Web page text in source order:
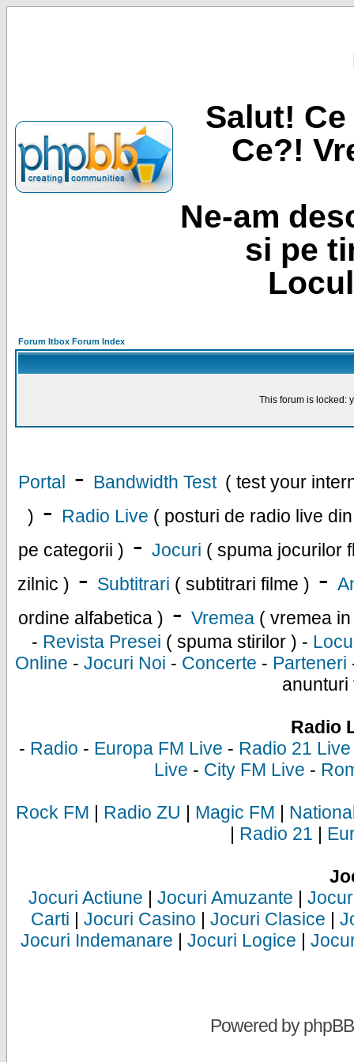
Salut!
Ce?!
Ne-am
si pe
Forum Itbox Forum Index
This forum is locked:
Portal - Bandwidth Test ( test your
) - Radio Live ( posturi de radio live
pe categorii ) - Jocuri ( spuma jocurilor
zilnic ) - Subtitrari ( subtitrari filme ) -
ordine alfabetica ) - Vremea ( vremea
- Revista Presei ( spuma stirilor ) -
Online - Jocuri Noi - Concerte - Parteneri
anunturi
Radio
- Radio - Europa FM Live - Radio 21 Live
Live - City FM Live -
Rock FM | Radio ZU | Magic FM |
| Radio 21 |
Jocuri Actiune | Jocuri Amuzante |
Carti | Jocuri Casino | Jocuri Clasice |
Jocuri Indemanare | Jocuri Logice |
Powered byphpBB